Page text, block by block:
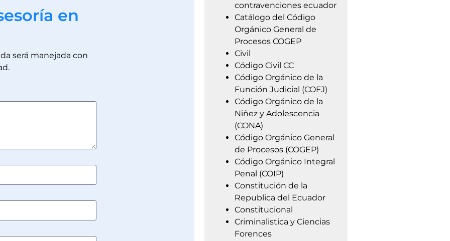
en
será manejada con
contravenciones ecuador
Catálogo del Código
Orgánico General de
Procesos COGEP
Civil
Código Civil CC
Código Orgánico de la
Función Judicial (COFJ)
Código Orgánico de la
Niñez y Adolescencia
(CONA)
Código Orgánico General
de Procesos (COGEP)
Código Orgánico Integral
Penal (COIP)
Constitución de la
Republica del Ecuador
Constitucional
Criminalistica y Ciencias
Forences